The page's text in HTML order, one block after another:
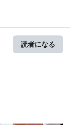
読者になる